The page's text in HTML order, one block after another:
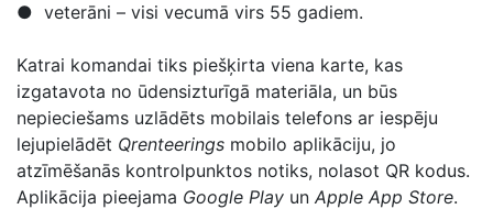
● veterāni – visi vecumā virs 55 gadiem.
Katrai komandai tiks piešķirta viena karte, kas
izgatavota no ūdensizturīgā materiāla, un būs
nepieciešams uzlādēts mobilais telefons ar iespēju
lejupielādēt Qrenteerings mobilo aplikāciju, jo
atzīmēšanās kontrolpunktos notiks, nolasot QR kodus.
Aplikācija pieejama Google Play un Apple App Store.